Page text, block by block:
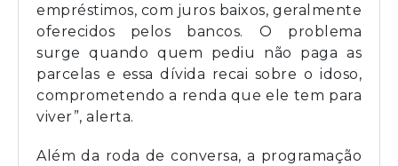
empréstimos, com juros baixos, geralmente
oferecidos pelos bancos. O problema
surge quando quem pediu não paga as
parcelas e essa dívida recai sobre o idoso,
comprometendo a renda que ele tem para
viver”, alerta.
Além da roda de conversa, a programação